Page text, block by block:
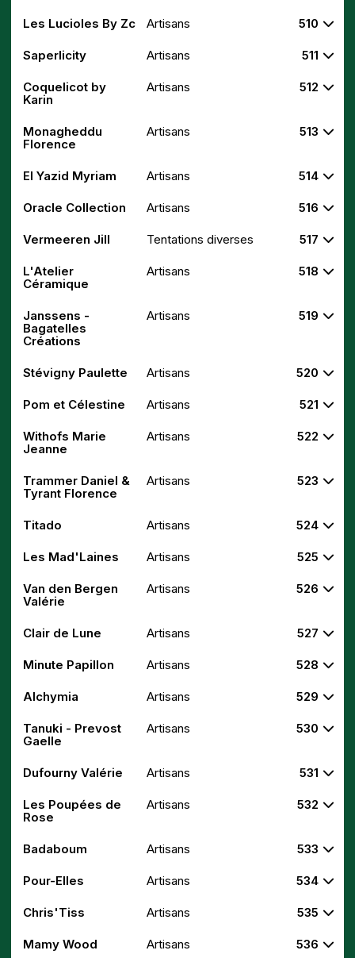
Les Lucioles By Zc Artisans 510
Saperlicity Artisans 511
Coquelicot by
Karin
Artisans 512
Monagheddu
Florence
Artisans 513
El Yazid Myriam Artisans 514
Oracle Collection Artisans 516
Vermeeren Jill Tentations diverses 517
L'Atelier
Céramique
Artisans 518
Janssens -
Bagatelles
Créations
Artisans 519
Stévigny Paulette Artisans 520
Pom et Célestine Artisans 521
Withofs Marie
Jeanne
Artisans 522
Trammer Daniel &
Tyrant Florence
Artisans 523
Titado Artisans 524
Les Mad'Laines Artisans 525
Van den Bergen
Valérie
Artisans 526
Clair de Lune Artisans 527
Minute Papillon Artisans 528
Alchymia Artisans 529
Tanuki - Prevost
Gaelle
Artisans 530
Dufourny Valérie Artisans 531
Les Poupées de
Rose
Artisans 532
Badaboum Artisans 533
Pour-Elles Artisans 534
Chris'Tiss Artisans 535
Mamy Wood Artisans 536